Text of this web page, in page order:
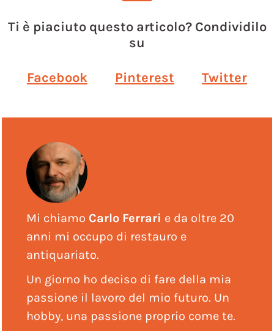
Ti è piaciuto questo articolo? Condividilo
su
Facebook Pinterest Twitter
Mi chiamo Carlo Ferrari e da oltre 20
anni mi occupo di restauro e
antiquariato.
Un giorno ho deciso di fare della mia
passione il lavoro del mio futuro. Un
hobby, una passione proprio come te.